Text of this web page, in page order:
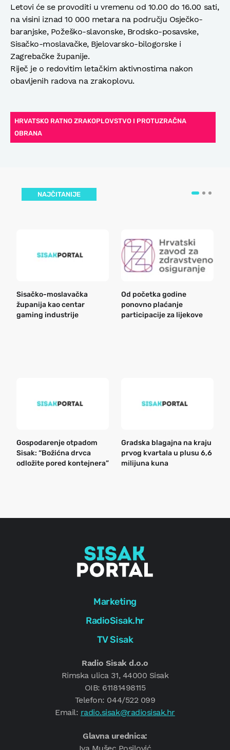
Letovi će se provoditi u vremenu od 10.00 do 16.00 sati,
na visini iznad 10 000 metara na području Osječko-
baranjske, Požeško-slavonske, Brodsko-posavske,
Sisačko-moslavačke, Bjelovarsko-bilogorske i
Zagrebačke županije.
Riječ je o redovitim letačkim aktivnostima nakon
obavljenih radova na zrakoplovu.
HRVATSKO RATNO ZRAKOPLOVSTVO I PROTUZRAČNA
OBRANA
NAJČITANIJE
Sisačko-moslavačka
županija kao centar
gaming industrije
Od početka godine
ponovno plaćanje
participacije za lijekove
Gospodarenje otpadom
Sisak: “Božićna drvca
odložite pored kontejnera”
Gradska blagajna na kraju
prvog kvartala u plusu 6,6
milijuna kuna
Marketing
RadioSisak.hr
TV Sisak
Radio Sisak d.o.o
Rimska ulica 31, 44000 Sisak
OIB: 61181498115
Telefon: 044/522 099
Email: radio.sisak@radiosisak.hr
Glavna urednica: